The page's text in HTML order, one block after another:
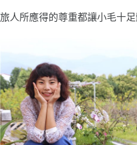
旅人所應得的尊重都讓小毛十